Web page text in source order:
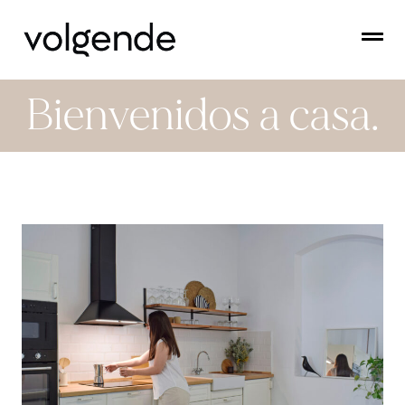
Bienvenidos a casa.